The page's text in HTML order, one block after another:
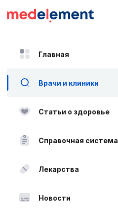
Главная
Врачи и клиники
Статьи о здоровье
Справочная система
Лекарства
Новости